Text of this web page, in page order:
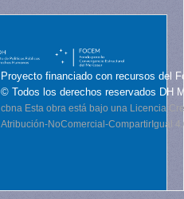
Proyecto financiado con recursos del
© Todos los derechos reservados DH
cbna Esta obra está bajo una Licencia
Atribución-NoComercial-CompartirIgual